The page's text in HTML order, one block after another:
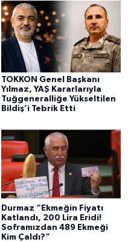
TOKKON Genel Başkanı
Yılmaz, YAŞ Kararlarıyla
Tuğgeneralliğe Yükseltilen
Bildiş’i Tebrik Etti
Durmaz “Ekmeğin Fiyatı
Katlandı, 200 Lira Eridi!
Soframızdan 489 Ekmeği
Kim Çaldı?”